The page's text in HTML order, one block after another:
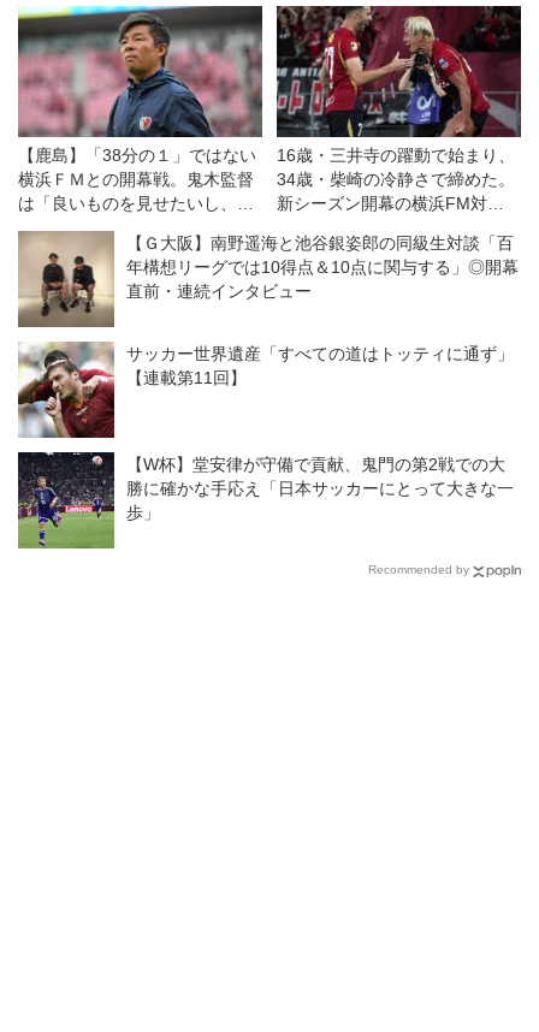
【鹿島】「38分の１」ではない
横浜ＦＭとの開幕戦。鬼木監督
は「良いものを見せたいし、決
勝戦のつもりで戦う」
16歳・三井寺の躍動で始まり、
34歳・柴崎の冷静さで締めた。
新シーズン開幕の横浜FM対鹿
◎J１開幕戦
【Ｇ大阪】南野遥海と池谷銀姿郎の同級生対談「百
年構想リーグでは10得点＆10点に関与する」◎開幕
直前・連続インタビュー
サッカー世界遺産「すべての道はトッティに通ず」
【連載第11回】
【W杯】堂安律が守備で貢献、鬼門の第2戦での大
勝に確かな手応え「日本サッカーにとって大きな一
歩」
Recommended by